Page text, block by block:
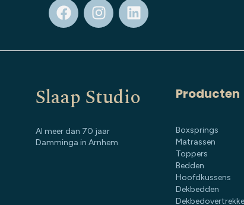
Slaap Studio
Al meer dan 70 jaar
Damminga in Arnhem
Producten
Boxsprings
Matrassen
Toppers
Bedden
Hoofdkussens
Dekbedden